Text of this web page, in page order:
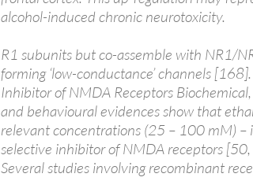
alcohol-induced chronic neurotoxicity.
R1 subunits but co-assemble with NR1/
forming ‘low-conductance’ channels
Inhibitor of NMDA Receptors
and behavioural evidences show that
relevant concentrations (25 – 100 mM) –
selective inhibitor of NMDA receptors
Several studies involving recombinant